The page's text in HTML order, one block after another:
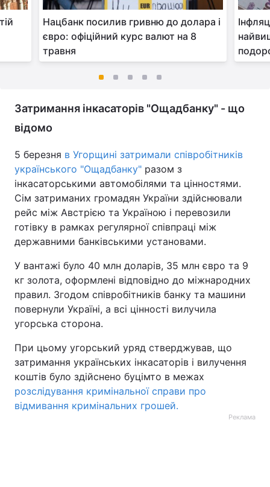
Нацбанк посилив гривню до долара і
євро: офіційний курс валют на 8
травня
Затримання інкасаторів "Ощадбанку" - що
відомо
5 березня в Угорщині затримали співробітників
українського "Ощадбанку" разом з
інкасаторськими автомобілями та цінностями.
Сім затриманих громадян України здійснювали
рейс між Австрією та Україною і перевозили
готівку в рамках регулярної співпраці між
державними банківськими установами.
У вантажі було 40 млн доларів, 35 млн євро та 9
кг золота, оформлені відповідно до міжнародних
правил. Згодом співробітників банку та машини
повернули Україні, а всі цінності вилучила
угорська сторона.
При цьому угорський уряд стверджував, що
затримання українських інкасаторів і вилучення
коштів було здійснено буцімто в межах
розслідування кримінальної справи про
відмивання кримінальних грошей.
Реклама